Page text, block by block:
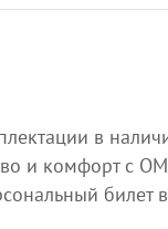
в
и комфорт с
билет